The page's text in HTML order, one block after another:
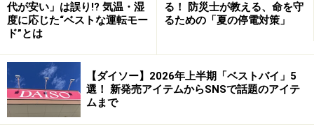
密閉式の容器がうれしい
本商品の優秀な点は、「密閉式 カットできるバターケー
代が安い」は誤り!? 気温・湿
度に応じた“ベストな運転モー
ド”とは
る！ 防災士が教える、命を守
るための「夏の停電対策」
【ダイソー】2026年上半期「ベストバイ」5
選！ 新発売アイテムからSNSで話題のアイテ
ムまで